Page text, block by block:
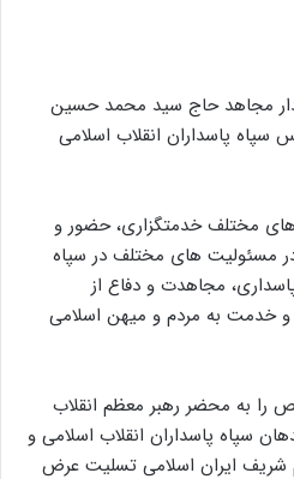
مجاهد حاج سید محمد حسین
پاسداران انقلاب اسلامی
مختلف خدمتگزاری، حضور و
مسئولیت های مختلف در سپاه
مجاهدت و دفاع از
و خدمت به مردم و میهن اسلامی
را به محضر رهبر معظم انقلاب
سپاه پاسداران انقلاب اسلامی و
شریف ایران اسلامی تسلیت عرض